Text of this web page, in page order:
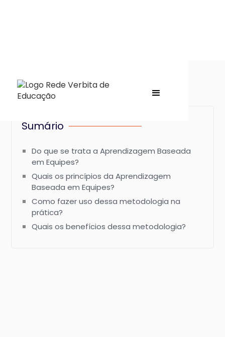
Sumário
Do que se trata a Aprendizagem Baseada
em Equipes?
Quais os princípios da Aprendizagem
Baseada em Equipes?
Como fazer uso dessa metodologia na
prática?
Quais os benefícios dessa metodologia?